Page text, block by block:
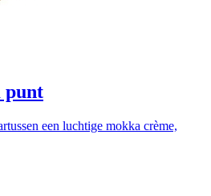
punt
een luchtige mokka crème,